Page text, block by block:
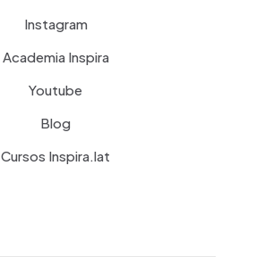
Instagram
Academia Inspira
Youtube
Blog
Cursos Inspira.lat